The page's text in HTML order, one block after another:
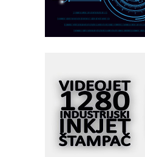
I.SAFE MOBILE
industrijsku
pionirskimmobile
KIP KOP –
savremene
objekte
Alba d.o.o. – 35
metrologiji i
rešenjima